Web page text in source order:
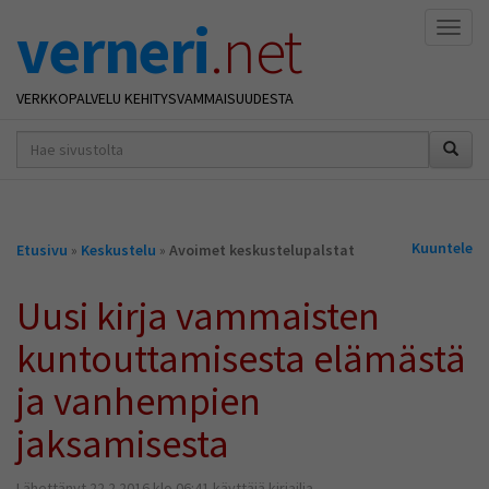
verneri.net
VERKKOPALVELU KEHITYSVAMMAISUUDESTA
hakusana(t)
Olet
Etusivu » Keskustelu » Avoimet keskustelupalstat Kuuntele
Uusi kirja vammaisten
kuntouttamisesta elämästä
ja vanhempien
jaksamisesta